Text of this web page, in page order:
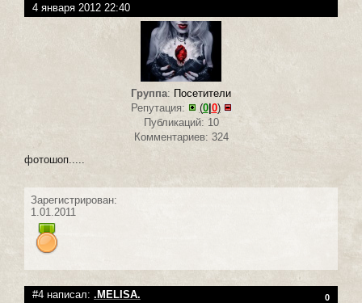
4 января 2012 22:40
Группа: Посетители
Репутация:
(0|0)
Публикаций: 10
Комментариев: 324
фотошоп.....
Зарегистрирован:
1.01.2011
#4 написал: .MELISA. 0